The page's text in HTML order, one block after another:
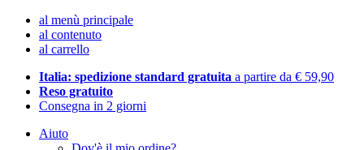
al menù principale
al contenuto
al carrello
Italia: spedizione standard gratuita a partire da € 59,90
Reso gratuito
Consegna in 2 giorni
Aiuto